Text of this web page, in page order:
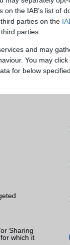
the IAB’s list of
parties on the
parties.
and may
You may
for below
Sharing
which it
eMail